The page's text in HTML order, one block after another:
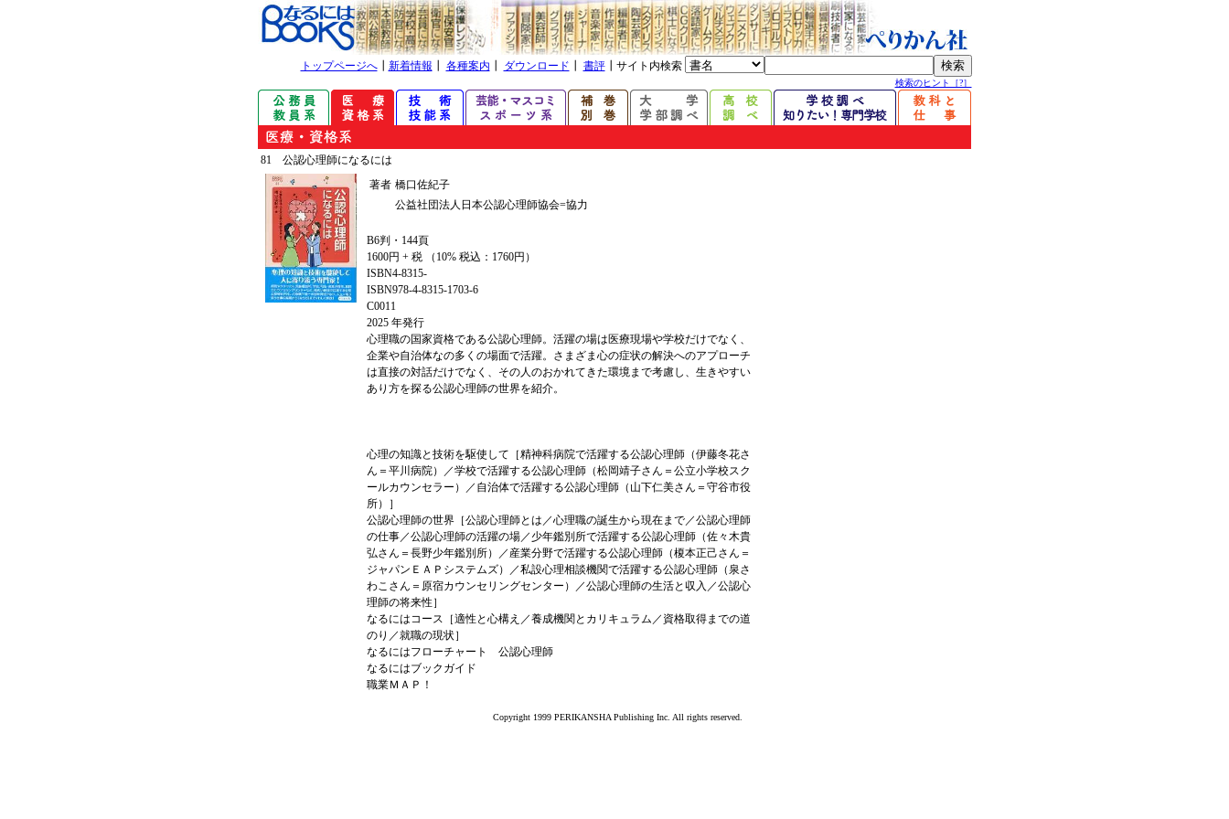
トップページへ┃ 新着情報 各種案内 ダウンロード 書評┃サイト内検索
検索のヒント［?］
81 公認心理師になるには
著者 橋口佐紀子
公益社団法人日本公認心理師協会=協力
B6判・144頁
1600円 + 税 （10% 税込：1760円）
ISBN4-8315-
ISBN978-4-8315-1703-6
C0011
2025 年発行
心理職の国家資格である公認心理師。活躍の場は医療現場や学校だけでなく、
企業や自治体なの多くの場面で活躍。さまざま心の症状の解決へのアプローチ
は直接の対話だけでなく、その人のおかれてきた環境まで考慮し、生きやすい
あり方を探る公認心理師の世界を紹介。
心理の知識と技術を駆使して［精神科病院で活躍する公認心理師（伊藤冬花さ
ん＝平川病院）／学校で活躍する公認心理師（松岡靖子さん＝公立小学校スク
ールカウンセラー）／自治体で活躍する公認心理師（山下仁美さん＝守谷市役
所）］
公認心理師の世界［公認心理師とは／心理職の誕生から現在まで／公認心理師
の仕事／公認心理師の活躍の場／少年鑑別所で活躍する公認心理師（佐々木貴
弘さん＝長野少年鑑別所）／産業分野で活躍する公認心理師（榎本正己さん＝
ジャパンＥＡＰシステムズ）／私設心理相談機関で活躍する公認心理師（泉さ
わこさん＝原宿カウンセリングセンター）／公認心理師の生活と収入／公認心
理師の将来性］
なるにはコース［適性と心構え／養成機関とカリキュラム／資格取得までの道
のり／就職の現状］
なるにはフローチャート 公認心理師
なるにはブックガイド
職業ＭＡＰ！
Copyright 1999 PERIKANSHA Publishing Inc. All rights reserved.